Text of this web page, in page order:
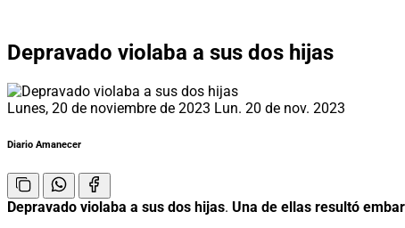
Depravado violaba a sus dos hijas
Lunes, 20 de noviembre de 2023 Lun. 20 de nov. 2023
Diario Amanecer
Depravado violaba a sus dos hijas. Una de ellas resultó